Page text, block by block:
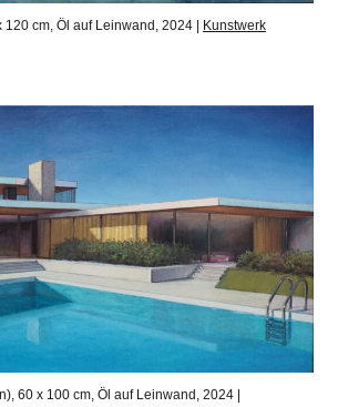
120 cm, Öl auf Leinwand, 2024 | Kunstwerk
60 x 100 cm, Öl auf Leinwand, 2024 |